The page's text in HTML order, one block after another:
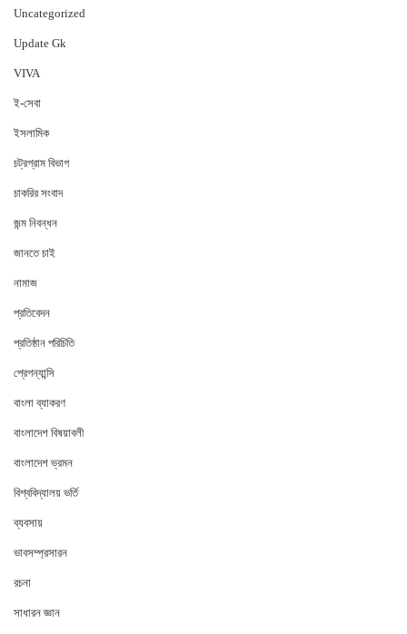
Uncategorized
Update Gk
VIVA
ই-সেবা
ইসলামিক
চট্রগ্রাম বিভাগ
চাকরির সংবাদ
জন্ম নিবন্ধন
জানতে চাই
নামাজ
প্রতিবেদন
প্রতিষ্ঠান পরিচিতি
প্রেগন্যান্সি
বাংলা ব্যাকরণ
বাংলাদেশ বিষয়াবলী
বাংলাদেশ ভ্রমন
বিশ্ববিদ্যালয় ভর্তি
ব্যবসায়
ভাবসম্প্রসারন
রচনা
সাধারন জ্ঞান